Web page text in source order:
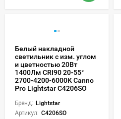
Белый накладной
светильник с изм. углом
и цветностью 20Вт
1400Лм CRI90 20-55°
2700-4200-6000К Canno
Pro Lightstar C4206SO
Бренд: Lightstar
Артикул: C4206SO